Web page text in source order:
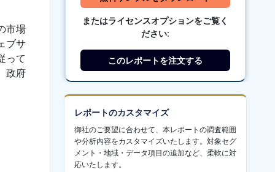
市場
ブサ
って
政府
またはライセンスオプションをご覧く
ださい:
このレポートを注文する
レポートのカスタマイズ
御社のご要望に合わせて、本レポートの調査範囲
や分析内容をカスタマイズいたします。対象セグ
メント・地域・データ項目の追加など、柔軟に対
応いたします。